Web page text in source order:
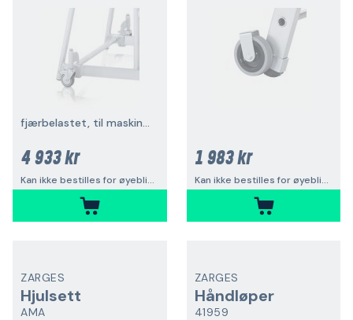
fjærbelastet, til maskinbukk
4 933 kr
Kan ikke bestilles for øyeblikket
1 983 kr
Kan ikke bestilles for øyeblikket
ZARGES
Hjulsett
AMA
ZARGES
Håndløper
41959